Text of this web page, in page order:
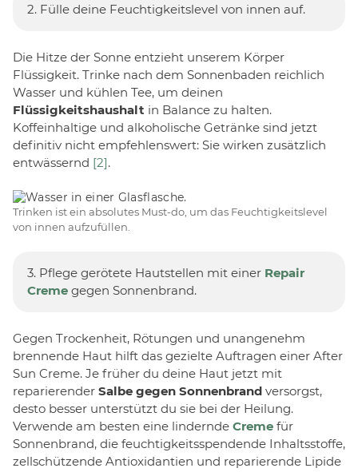
2. Fülle deine Feuchtigkeitslevel von innen auf.
Die Hitze der Sonne entzieht unserem Körper
Flüssigkeit. Trinke nach dem Sonnenbaden reichlich
Wasser und kühlen Tee, um deinen
Flüssigkeitshaushalt in Balance zu halten.
Koffeinhaltige und alkoholische Getränke sind jetzt
definitiv nicht empfehlenswert: Sie wirken zusätzlich
entwässernd [2].
Trinken ist ein absolutes Must-do, um das Feuchtigkeitslevel
von innen aufzufüllen.
3. Pflege gerötete Hautstellen mit einer Repair
Creme gegen Sonnenbrand.
Gegen Trockenheit, Rötungen und unangenehm
brennende Haut hilft das gezielte Auftragen einer After
Sun Creme. Je früher du deine Haut jetzt mit
reparierender Salbe gegen Sonnenbrand versorgst,
desto besser unterstützt du sie bei der Heilung.
Verwende am besten eine lindernde Creme für
Sonnenbrand, die feuchtigkeitsspendende Inhaltsstoffe,
zellschützende Antioxidantien und reparierende Lipide